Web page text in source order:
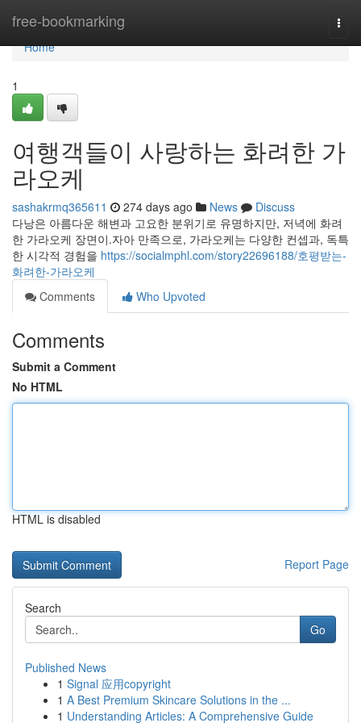
free-bookmarking
Home
Home
1
여행객들이 사랑하는 화려한 가
라오케
sashakrmq365611 274 days ago News
Discuss
다낭은 아름다운 해변과 고요한 분위기로 유명하지만, 저녁에 화려
한 가라오케 장면이.자아 만족으로, 가라오케는 다양한 컨셉과, 독특
한 시각적 경험을 https://socialmphl.com/story22696188/호평받는-
화려한-가라오케
Comments
Who Upvoted
Comments
Submit a Comment
No HTML
HTML is disabled
Report Page
Search
Go
Published News
1 Signal 应用copyright
1 A Best Premium Skincare Solutions in the ...
1 Understanding Articles: A Comprehensive Guide